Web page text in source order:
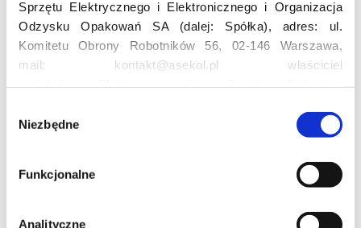
Sprzętu Elektrycznego i Elektronicznego i Organizacja
Odzysku Opakowań SA (dalej: Spółka), adres: ul.
Komitetu Obrony Robotników 56, 02-146 Warszawa,
mail: kontakt@asekol.pl właściciel
Asekolove. Administrator przetwarza następujące dane
osobowe Użytkowników: imię, nazwisko, adres e-mail,
numer telefonu, miasto, preferencje Użytkownika,
lokalizacja, obszar zainteresowania, dane przetwarzane
reklamowy Użytkownika, lokalizacja, identyfikator
Niezbędne
Funkcjonalne
Analityczne
Edukacja
Profesjonalna i Bezpieczna Utylizacja Elektroodpadów